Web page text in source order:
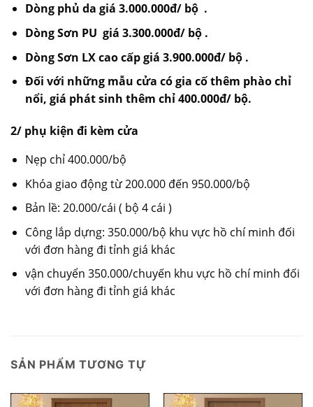
Dòng phủ da giá 3.000.000đ/ bộ .
Dòng Sơn PU giá 3.300.000đ/ bộ .
Dòng Sơn LX cao cấp giá 3.900.000đ/ bộ .
Đối với những mẫu cửa có gia cố thêm phào chỉ
nổi, giá phát sinh thêm chỉ 400.000đ/ bộ.
2/ phụ kiện đi kèm cửa
Nẹp chỉ 400.000/bộ
Khóa giao động từ 200.000 đến 950.000/bộ
Bản lề: 20.000/cái ( bộ 4 cái )
Công lắp dựng: 350.000/bộ khu vực hồ chí minh đối
với đơn hàng đi tỉnh giá khác
vận chuyển 350.000/chuyến khu vực hồ chí minh đối
với đơn hàng đi tỉnh giá khác
SẢN PHẨM TƯƠNG TỰ